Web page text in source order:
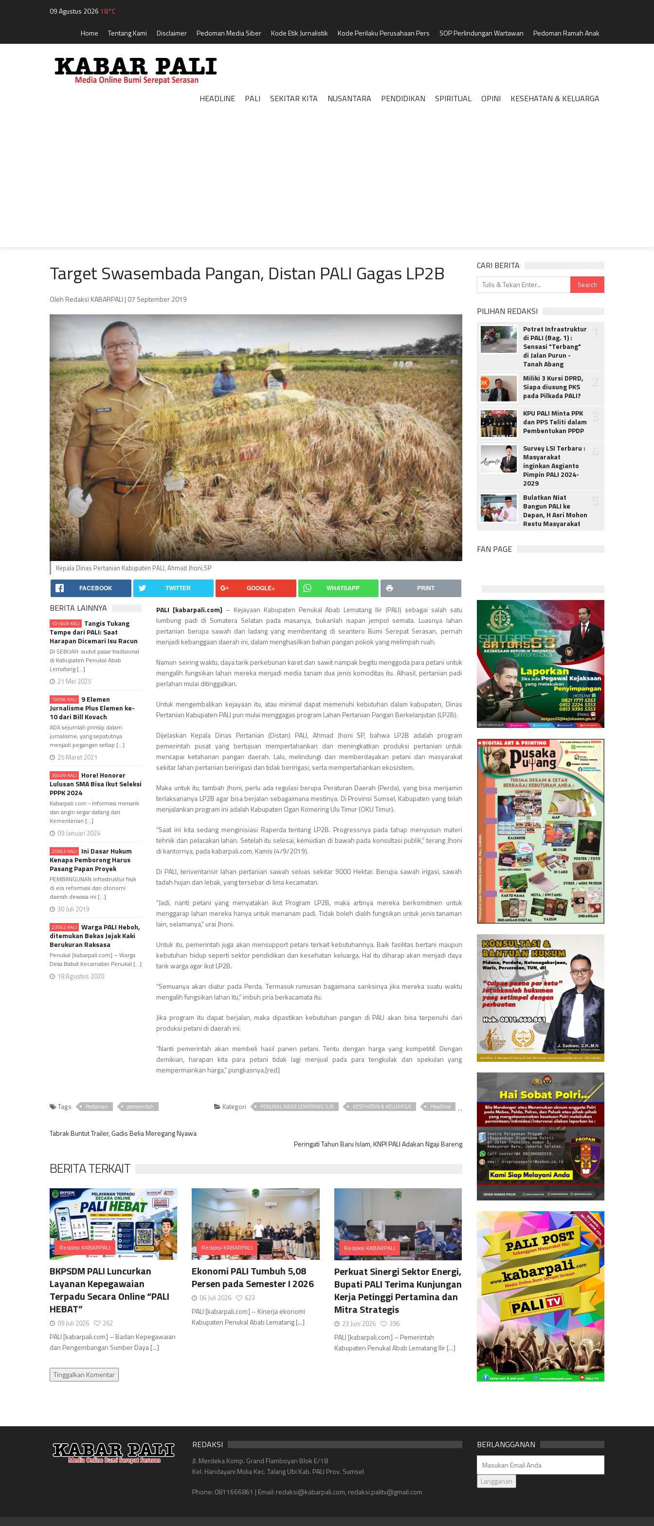
09 Agustus 2026 18°C
Home Tentang Kami Disclaimer Pedoman Media Siber Kode Etik Jurnalistik Kode Perilaku Perusahaan Pers SOP Perlindungan Wartawan Pedoman Ramah Anak
HEADLINE PALI SEKITAR KITA NUSANTARA PENDIDIKAN SPIRITUAL OPINI KESEHATAN & KELUARGA
Target Swasembada Pangan, Distan PALI Gagas LP2B
Oleh Redaksi KABARPALI | 07 September 2019
Kepala Dinas Pertanian Kabupaten PALI, Ahmad Jhoni,SP
FACEBOOK TWITTER GOOGLE+ WHATSAPP PRINT
BERITA LAINNYA
101948 KALI
Tangis Tukang
Tempe dari PALI: Saat
Harapan Dicemari Isu Racun
DI SEBUAH sudut pasar tradisional
di Kabupaten Penukal Abab
Lematang [...]
21 Mei 2025
79096 KALI
9 Elemen
Jurnalisme Plus Elemen ke-
10 dari Bill Kovach
ADA sejumlah prinsip dalam
jurnalisme, yang sepatutnya
menjadi pegangan setiap [...]
25 Maret 2021
39409 KALI
Hore! Honorer
Lulusan SMA Bisa Ikut Seleksi
PPPK 2024
Kabarpali.com - Informasi menarik
dan angin segar datang dari
Kementerian [...]
09 Januari 2024
25963 KALI
Ini Dasar Hukum
Kenapa Pemborong Harus
Pasang Papan Proyek
PEMBANGUNAN infrastruktur fisik
di era reformasi dan otonomi
daerah dewasa ini [...]
30 Juli 2019
23562 KALI
Warga PALI Heboh,
ditemukan Bekas Jejak Kaki
Berukuran Raksasa
Penukal [kabarpali.com] – Warga
Desa Babat Kecamatan Penukal [...]
18 Agustus 2020
PALI [kabarpali.com] – Kejayaan Kabupaten Penukal Abab Lematang Ilir (PALI) sebagai salah satu
lumbung padi di Sumatera Selatan pada masanya, bukanlah isapan jempol semata. Luasnya lahan
pertanian berupa sawah dan ladang yang membentang di seantero Bumi Serepat Serasan, pernah
menjadi kebanggaan daerah ini, dalam menghasilkan bahan pangan pokok yang melimpah ruah.
Namun seiring waktu, daya tarik perkebunan karet dan sawit nampak begitu menggoda para petani untuk
mengalih fungsikan lahan mereka menjadi media tanam dua jenis komoditas itu. Alhasil, pertanian padi
perlahan mulai ditinggalkan.
Untuk mengembalikan kejayaan itu, atau minimal dapat memenuhi kebutuhan dalam kabupaten, Dinas
Pertanian Kabupaten PALI pun mulai menggagas program Lahan Pertanian Pangan Berkelanjutan (LP2B).
Dijelaskan Kepala Dinas Pertanian (Distan) PALI, Ahmad Jhoni SP, bahwa LP2B adalah program
pemerintah pusat yang bertujuan mempertahankan dan meningkatkan produksi pertanian untuk
mencapai ketahanan pangan daerah. Lalu, melindungi dan memberdayakan petani dan masyarakat
sekitar lahan pertanian beririgasi dan tidak beririgasi, serta mempertahankan ekosistem.
Maka untuk itu, tambah Jhoni, perlu ada regulasi berupa Peraturan Daerah (Perda), yang bisa menjamin
terlaksananya LP2B agar bisa berjalan sebagaimana mestinya. Di Provinsi Sumsel, Kabupaten yang telah
menjalankan program ini adalah Kabupaten Ogan Komering Ulu Timur (OKU Timur).
“Saat ini kita sedang menginisiasi Raperda tentang LP2B. Progressnya pada tahap menyusun materi
tehnik dan pelacakan lahan. Setelah itu selesai, kemudian di bawah pada konsultasi publik,” terang Jhoni
di kantornya, pada kabarpali.com, Kamis (4/9/2019).
Di PALI, teriventarisir lahan pertanian sawah seluas sekitar 9000 Hektar. Berupa sawah irigasi, sawah
tadah hujan dan lebak, yang tersebar di lima kecamatan.
“Jadi, nanti petani yang menyatakan ikut Program LP2B, maka artinya mereka berkomitmen untuk
menggarap lahan mereka hanya untuk menanam padi. Tidak boleh dialih fungsikan untuk jenis tanaman
lain, selamanya,” urai Jhoni.
Untuk itu, pemerintah juga akan mensupport petani terkait kebutuhannya. Baik fasilitas bertani maupun
kebutuhan hidup seperti sektor pendidikan dan kesehatan keluarga. Hal itu diharap akan menjadi daya
tarik warga agar ikut LP2B.
“Semuanya akan diatur pada Perda. Termasuk rumusan bagaimana sanksinya jika mereka suatu waktu
mengalih fungsikan lahan itu,” imbuh pria berkacamata itu.
Jika program itu dapat berjalan, maka dipastikan kebutuhan pangan di PALI akan bisa terpenuhi dari
produksi petani di daerah ini.
“Nanti pemerintah akan membeli hasil panen petani. Tentu dengan harga yang kompetitif. Dengan
demikian, harapan kita para petani tidak lagi menjual pada para tengkulak dan spekulan yang
mempermainkan harga,” pungkasnya.[red]
Tags Pertanian pemerintah Kategori PENUKAL ABAB LEMATANG ILIR ,
KESEHATAN & KELUARGA ,
Headline
Tabrak Buntut Trailer, Gadis Belia Meregang Nyawa
Peringati Tahun Baru Islam, KNPI PALI Adakan Ngaji Bareng
BERITA TERKAIT
Redaksi KABARPALI
BKPSDM PALI Luncurkan
Layanan Kepegawaian
Terpadu Secara Online “PALI
HEBAT”
09 Juli 2026 262
PALI [kabarpali.com] – Badan Kepegawaian
dan Pengembangan Sumber Daya [...]
Redaksi KABARPALI
Comments
Ekonomi PALI Tumbuh 5,08
Persen pada Semester I 2026
06 Juli 2026 623
PALI [kabarpali.com] – Kinerja ekonomi
Kabupaten Penukal Abab Lematang [...]
Redaksi KABARPALI
Comments
Perkuat Sinergi Sektor Energi,
Bupati PALI Terima Kunjungan
Kerja Petinggi Pertamina dan
Mitra Strategis
23 Juni 2026 396
PALI [kabarpali.com] – Pemerintah
Kabupaten Penukal Abab Lematang Ilir [...]
Tinggalkan Komentar
CARI BERITA
PILIHAN REDAKSI
Potret Infrastruktur
di PALI (Bag. 1) :
Sensasi "Terbang"
di Jalan Purun -
Tanah Abang
Miliki 3 Kursi DPRD,
Siapa diusung PKS
pada Pilkada PALI?
KPU PALI Minta PPK
dan PPS Teliti dalam
Pembentukan PPDP
Survey LSI Terbaru :
Masyarakat
inginkan Asgianto
Pimpin PALI 2024-
2029
Bulatkan Niat
Bangun PALI ke
Depan, H Asri Mohon
Restu Masyarakat
FAN PAGE
REDAKSI
Jl. Merdeka Komp. Grand Flamboyan Blok E/18
Kel. Handayani Mulia Kec. Talang Ubi Kab. PALI Prov. Sumsel
Phone: 0811666861 | Email: redaksi@kabarpali.com, redaksi.palitv@gmail.com
BERLANGGANAN
Langganan